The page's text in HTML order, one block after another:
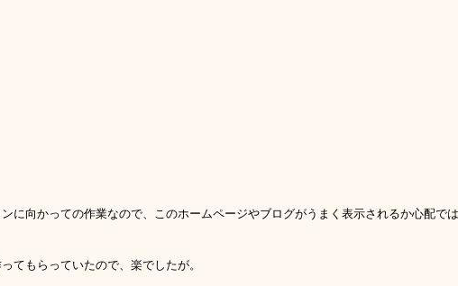
に向かっての作業なので、このホームページやブログがうまく表示されるか心配で
てもらっていたので、楽でしたが。